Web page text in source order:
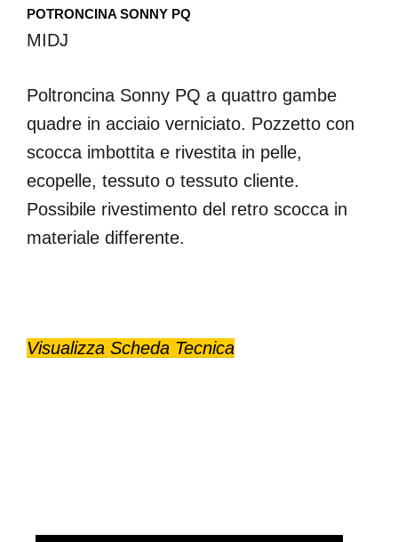
POTRONCINA SONNY PQ
MIDJ
Poltroncina Sonny PQ a quattro gambe
quadre in acciaio verniciato. Pozzetto con
scocca imbottita e rivestita in pelle,
ecopelle, tessuto o tessuto cliente.
Possibile rivestimento del retro scocca in
materiale differente.
Visualizza Scheda Tecnica